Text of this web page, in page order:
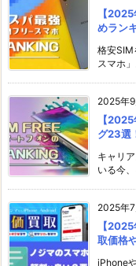
【
めラン
格安SIM
スマホ
2025年9
【
グ23選
キャリ
いる今
2025年
【
取価格
iPhone